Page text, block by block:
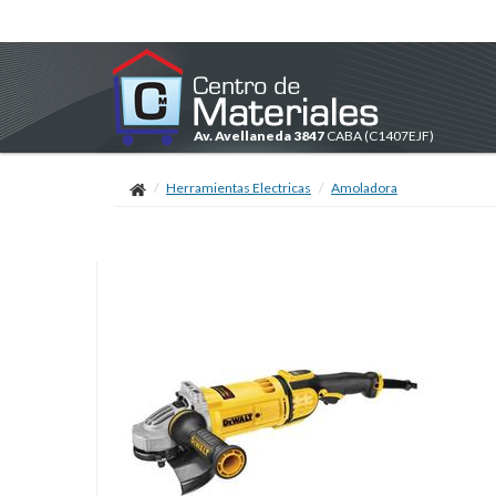
Av. Avellaneda 3847 CABA(C1407EJF)
Herramientas Electricas Amoladora